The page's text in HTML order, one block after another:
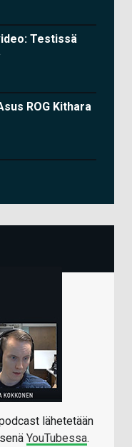
Testissä
ROG Kithara
lähetetään
YouTubessa.